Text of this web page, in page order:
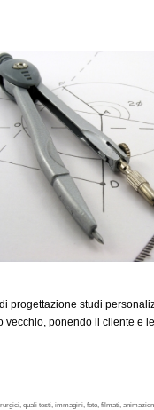
progettazione studi
vecchio, ponendo il cliente e
quali testi, immagini, foto, filmati,